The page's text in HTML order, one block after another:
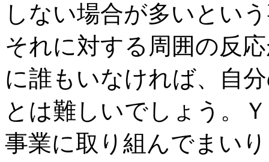
しない場合が多いとい
それに対する周囲の反
に誰もいなければ、自
とは難しいでしょう。
事業に取り組んでまい